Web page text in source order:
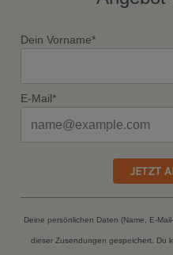
Dein Vorname*
E-Mail*
JETZT
Deine persönlichen Daten (Name, E-
dieser Zusendungen gespeichert. Du